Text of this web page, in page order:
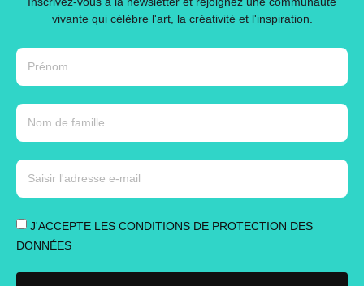
vivante qui célèbre l'art, la créativité et l'inspiration.
J'ACCEPTE LES CONDITIONS DE PROTECTION DES
DONNÉES